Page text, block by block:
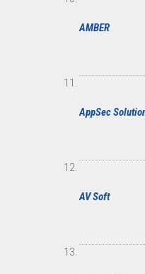
AMBER
AppSec
AV Soft